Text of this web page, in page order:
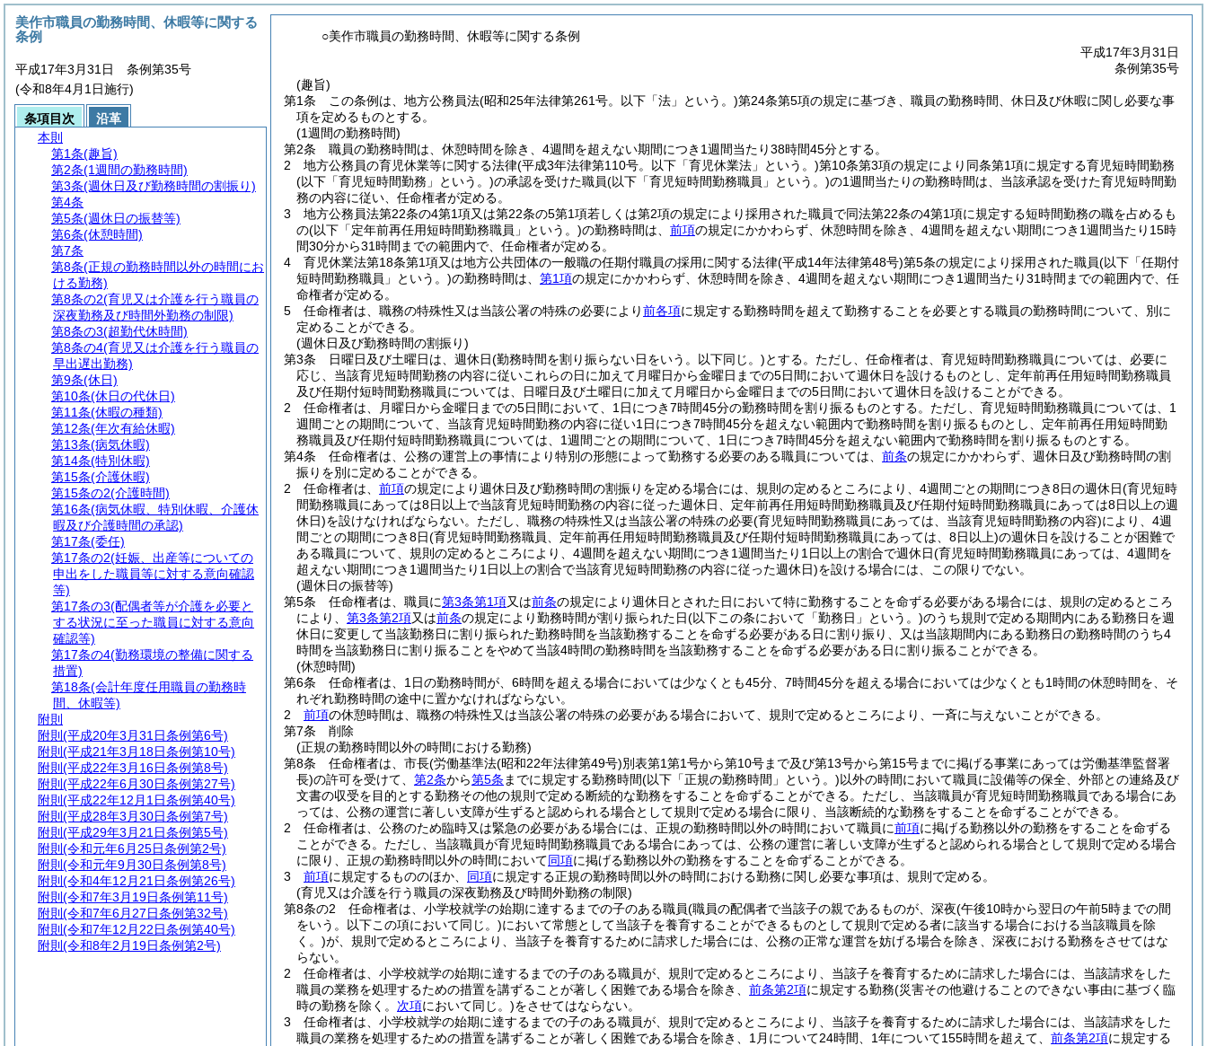
○美作市職員の勤務時間、休暇等に関する条例
平成17年3月31日
条例第35号
(趣旨)
第1条
この条例は、地方公務員法(昭和25年法律第261号。以下「法」という。)第24条第5項の規定に基づき、職員の勤務時間、休日及び休暇に関し必要な事
項を定めるものとする。
(1週間の勤務時間)
第2条
職員の勤務時間は、休憩時間を除き、4週間を超えない期間につき1週間当たり38時間45分とする。
2
地方公務員の育児休業等に関する法律(平成3年法律第110号。以下「育児休業法」という。)第10条第3項の規定により同条第1項に規定する育児短時間勤務
(以下「育児短時間勤務」という。)の承認を受けた職員(以下「育児短時間勤務職員」という。)の1週間当たりの勤務時間は、当該承認を受けた育児短時間勤
務の内容に従い、任命権者が定める。
3
地方公務員法第22条の4第1項又は第22条の5第1項若しくは第2項の規定により採用された職員で同法第22条の4第1項に規定する短時間勤務の職を占めるも
の(以下「定年前再任用短時間勤務職員」という。)の勤務時間は、 前項の規定にかかわらず、休憩時間を除き、4週間を超えない期間につき1週間当たり15時
間30分から31時間までの範囲内で、任命権者が定める。
4
育児休業法第18条第1項又は地方公共団体の一般職の任期付職員の採用に関する法律(平成14年法律第48号)第5条の規定により採用された職員(以下「任期付
短時間勤務職員」という。)の勤務時間は、 第1項の規定にかかわらず、休憩時間を除き、4週間を超えない期間につき1週間当たり31時間までの範囲内で、任
命権者が定める。
5
任命権者は、職務の特殊性又は当該公署の特殊の必要により前各項に規定する勤務時間を超えて勤務することを必要とする職員の勤務時間について、別に
定めることができる。
(週休日及び勤務時間の割振り)
第3条
日曜日及び土曜日は、週休日(勤務時間を割り振らない日をいう。以下同じ。)とする。 ただし、任命権者は、育児短時間勤務職員については、必要に
応じ、当該育児短時間勤務の内容に従いこれらの日に加えて月曜日から金曜日までの5日間において週休日を設けるものとし、定年前再任用短時間勤務職員
及び任期付短時間勤務職員については、日曜日及び土曜日に加えて月曜日から金曜日までの5日間において週休日を設けることができる。
2
任命権者は、月曜日から金曜日までの5日間において、1日につき7時間45分の勤務時間を割り振るものとする。 ただし、育児短時間勤務職員については、1
週間ごとの期間について、当該育児短時間勤務の内容に従い1日につき7時間45分を超えない範囲内で勤務時間を割り振るものとし、定年前再任用短時間勤
務職員及び任期付短時間勤務職員については、1週間ごとの期間について、1日につき7時間45分を超えない範囲内で勤務時間を割り振るものとする。
第4条
任命権者は、公務の運営上の事情により特別の形態によって勤務する必要のある職員については、 前条の規定にかかわらず、週休日及び勤務時間の割
振りを別に定めることができる。
2
任命権者は、 前項の規定により週休日及び勤務時間の割振りを定める場合には、規則の定めるところにより、4週間ごとの期間につき8日の週休日(育児短時
間勤務職員にあっては8日以上で当該育児短時間勤務の内容に従った週休日、定年前再任用短時間勤務職員及び任期付短時間勤務職員にあっては8日以上の週
休日)を設けなければならない。 ただし、職務の特殊性又は当該公署の特殊の必要(育児短時間勤務職員にあっては、当該育児短時間勤務の内容)により、4週
間ごとの期間につき8日(育児短時間勤務職員、定年前再任用短時間勤務職員及び任期付短時間勤務職員にあっては、8日以上)の週休日を設けることが困難で
ある職員について、規則の定めるところにより、4週間を超えない期間につき1週間当たり1日以上の割合で週休日(育児短時間勤務職員にあっては、4週間を
超えない期間につき1週間当たり1日以上の割合で当該育児短時間勤務の内容に従った週休日)を設ける場合には、この限りでない。
(週休日の振替等)
第5条
任命権者は、職員に第3条第1項又は前条の規定により週休日とされた日において特に勤務することを命ずる必要がある場合には、規則の定めるところ
により、 第3条第2項又は前条の規定により勤務時間が割り振られた日(以下この条において「勤務日」という。)のうち規則で定める期間内にある勤務日を週
休日に変更して当該勤務日に割り振られた勤務時間を当該勤務することを命ずる必要がある日に割り振り、又は当該期間内にある勤務日の勤務時間のうち4
時間を当該勤務日に割り振ることをやめて当該4時間の勤務時間を当該勤務することを命ずる必要がある日に割り振ることができる。
(休憩時間)
第6条
任命権者は、1日の勤務時間が、6時間を超える場合においては少なくとも45分、7時間45分を超える場合においては少なくとも1時間の休憩時間を、そ
れぞれ勤務時間の途中に置かなければならない。
2
前項の休憩時間は、職務の特殊性又は当該公署の特殊の必要がある場合において、規則で定めるところにより、一斉に与えないことができる。
第7条
削除
(正規の勤務時間以外の時間における勤務)
第8条
任命権者は、市長(労働基準法(昭和22年法律第49号)別表第1第1号から第10号まで及び第13号から第15号までに掲げる事業にあっては労働基準監督署
長)の許可を受けて、 第2条から第5条 までに規定する勤務時間(以下「正規の勤務時間」という。)以外の時間において職員に設備等の保全、外部との連絡及び
文書の収受を目的とする勤務その他の規則で定める断続的な勤務をすることを命ずることができる。 ただし、当該職員が育児短時間勤務職員である場合にあ
っては、公務の運営に著しい支障が生ずると認められる場合として規則で定める場合に限り、当該断続的な勤務をすることを命ずることができる。
2
任命権者は、公務のため臨時又は緊急の必要がある場合には、正規の勤務時間以外の時間において職員に前項に掲げる勤務以外の勤務をすることを命ずる
ことができる。 ただし、当該職員が育児短時間勤務職員である場合にあっては、公務の運営に著しい支障が生ずると認められる場合として規則で定める場合
に限り、正規の勤務時間以外の時間において同項に掲げる勤務以外の勤務をすることを命ずることができる。
3
前項に規定するもののほか、 同項に規定する正規の勤務時間以外の時間における勤務に関し必要な事項は、規則で定める。
(育児又は介護を行う職員の深夜勤務及び時間外勤務の制限)
第8条の2
任命権者は、小学校就学の始期に達するまでの子のある職員(職員の配偶者で当該子の親であるものが、深夜(午後10時から翌日の午前5時までの間
をいう。以下この項において同じ。)において常態として当該子を養育することができるものとして規則で定める者に該当する場合における当該職員を除
く。)が、規則で定めるところにより、当該子を養育するために請求した場合には、公務の正常な運営を妨げる場合を除き、深夜における勤務をさせてはな
らない。
2
任命権者は、小学校就学の始期に達するまでの子のある職員が、規則で定めるところにより、当該子を養育するために請求した場合には、当該請求をした
職員の業務を処理するための措置を講ずることが著しく困難である場合を除き、 前条第2項に規定する勤務(災害その他避けることのできない事由に基づく臨
時の勤務を除く。 次項において同じ。)をさせてはならない。
3
任命権者は、小学校就学の始期に達するまでの子のある職員が、規則で定めるところにより、当該子を養育するために請求した場合には、当該請求をした
職員の業務を処理するための措置を講ずることが著しく困難である場合を除き、1月について24時間、1年について155時間を超えて、 前条第2項に規定する
美作市職員の勤務時間、休暇等に関する
条例
平成17年3月31日 条例第35号
(令和8年4月1日施行)
条項目次
沿革
本則
第1条(趣旨)
第2条(1週間の勤務時間)
第3条(週休日及び勤務時間の割振り)
第4条
第5条(週休日の振替等)
第6条(休憩時間)
第7条
第8条(正規の勤務時間以外の時間にお
ける勤務)
第8条の2(育児又は介護を行う職員の
深夜勤務及び時間外勤務の制限)
第8条の3(超勤代休時間)
第8条の4(育児又は介護を行う職員の
早出遅出勤務)
第9条(休日)
第10条(休日の代休日)
第11条(休暇の種類)
第12条(年次有給休暇)
第13条(病気休暇)
第14条(特別休暇)
第15条(介護休暇)
第15条の2(介護時間)
第16条(病気休暇、特別休暇、介護休
暇及び介護時間の承認)
第17条(委任)
第17条の2(妊娠、出産等についての
申出をした職員等に対する意向確認
等)
第17条の3(配偶者等が介護を必要と
する状況に至った職員に対する意向
確認等)
第17条の4(勤務環境の整備に関する
措置)
第18条(会計年度任用職員の勤務時
間、休暇等)
附則
附則 (平成20年3月31日条例第6号)
附則 (平成21年3月18日条例第10号)
附則 (平成22年3月16日条例第8号)
附則 (平成22年6月30日条例第27号)
附則 (平成22年12月1日条例第40号)
附則 (平成28年3月30日条例第7号)
附則 (平成29年3月21日条例第5号)
附則 (令和元年6月25日条例第2号)
附則 (令和元年9月30日条例第8号)
附則 (令和4年12月21日条例第26号)
附則 (令和7年3月19日条例第11号)
附則 (令和7年6月27日条例第32号)
附則 (令和7年12月22日条例第40号)
附則 (令和8年2月19日条例第2号)